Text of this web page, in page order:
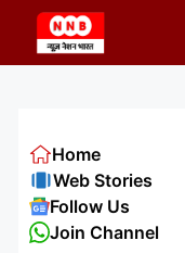
content
Home
Web Stories
Follow Us
Join Channel